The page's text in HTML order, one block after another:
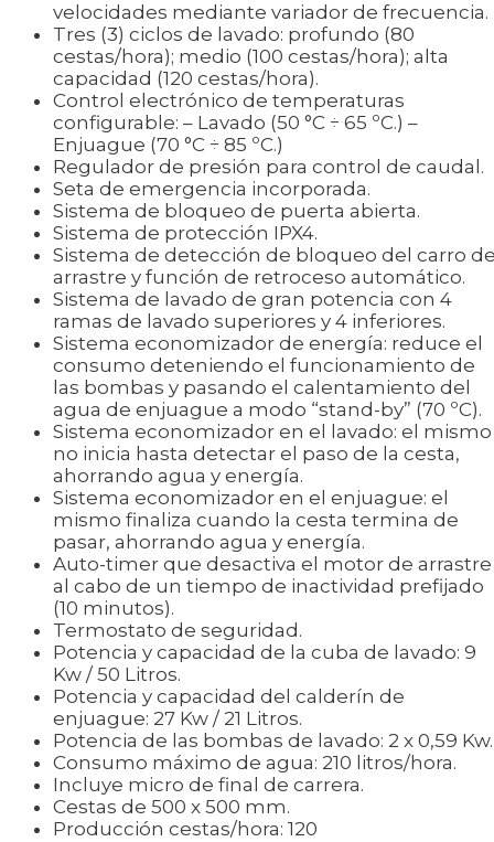
velocidades mediante variador de frecuencia.
Tres (3) ciclos de lavado: profundo (80
cestas/hora); medio (100 cestas/hora); alta
capacidad (120 cestas/hora).
Control electrónico de temperaturas
configurable: – Lavado (50 °C ÷ 65 ºC.) –
Enjuague (70 °C ÷ 85 ºC.)
Regulador de presión para control de caudal.
Seta de emergencia incorporada.
Sistema de bloqueo de puerta abierta.
Sistema de protección IPX4.
Sistema de detección de bloqueo del carro
arrastre y función de retroceso automático.
Sistema de lavado de gran potencia con 4
ramas de lavado superiores y 4 inferiores.
Sistema economizador de energía: reduce el
consumo deteniendo el funcionamiento de
las bombas y pasando el calentamiento del
agua de enjuague a modo “stand-by” (70 ºC).
Sistema economizador en el lavado: el mismo
no inicia hasta detectar el paso de la cesta,
ahorrando agua y energía.
Sistema economizador en el enjuague: el
mismo finaliza cuando la cesta termina de
pasar, ahorrando agua y energía.
Auto-timer que desactiva el motor de arrastre
al cabo de un tiempo de inactividad prefijado
(10 minutos).
Termostato de seguridad.
Potencia y capacidad de la cuba de lavado: 9
Kw / 50 Litros.
Potencia y capacidad del calderín de
enjuague: 27 Kw / 21 Litros.
Potencia de las bombas de lavado: 2 x 0,59 Kw.
Consumo máximo de agua: 210 litros/hora.
Incluye micro de final de carrera.
Cestas de 500 x 500 mm.
Producción cestas/hora: 120